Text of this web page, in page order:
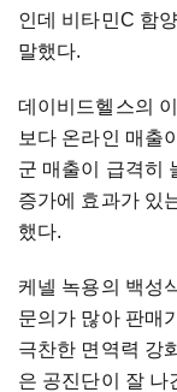
인데 비타민C 함
말했다.
데이비드헬스의
보다 온라인 매출
군 매출이 급격히
증가에 효과가 있
했다.
케넬 녹용의 백성
문의가 많아 판매
극찬한 면역력 강
은 공진단이 잘 나